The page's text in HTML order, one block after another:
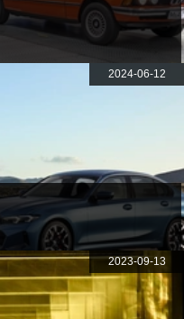
2024-06-12
2023-09-13